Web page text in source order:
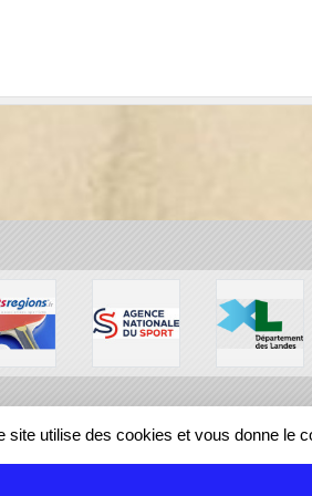
site utilise des cookies et vous donne le